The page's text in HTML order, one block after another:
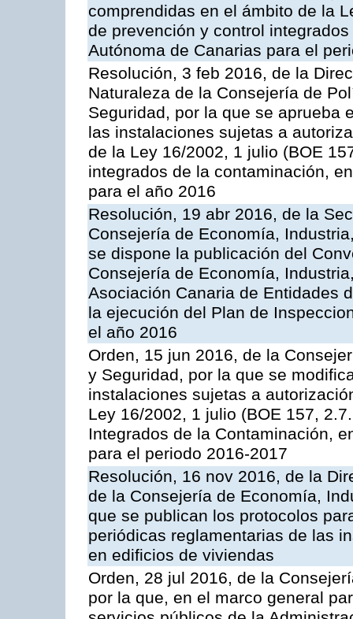
comprendidas en el ámbito de la
de prevención y control
Autónoma de Canarias para el
Resolución, 3 feb 2016, de la
Naturaleza de la Consejería de
Seguridad, por la que se aprueba
las instalaciones sujetas a
de la Ley 16/2002, 1 julio (BOE
integrados de la contaminación,
para el año 2016
Resolución, 19 abr 2016, de la
Consejería de Economía,
se dispone la publicación del
Consejería de Economía,
Asociación Canaria de Entidades
la ejecución del Plan de
el año 2016
Orden, 15 jun 2016, de la
y Seguridad, por la que se
instalaciones sujetas a
Ley 16/2002, 1 julio (BOE 157,
Integrados de la Contaminación,
para el periodo 2016-2017
Resolución, 16 nov 2016, de la
de la Consejería de Economía,
que se publican los protocolos
periódicas reglamentarias de las
en edificios de viviendas
Orden, 28 jul 2016, de la
por la que, en el marco general